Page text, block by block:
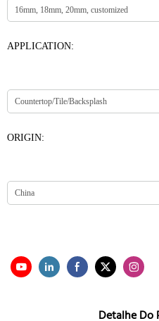
APPLICATION:
ORIGIN:
Detalhe Do